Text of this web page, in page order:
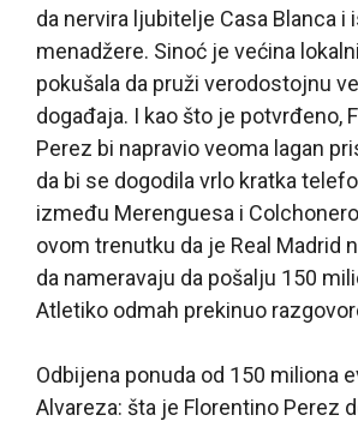
da nervira ljubitelje Casa Blanca i
menadžere. Sinoć je većina
pokušala da pruži verodostojnu
događaja. I kao što je potvrđeno,
Perez bi napravio veoma lagan
da bi se dogodila vrlo kratka
između Merenguesa i
ovom trenutku da je Real Madrid
da nameravaju da pošalju 150
Atletiko odmah prekinuo
Odbijena ponuda od 150 miliona
Alvareza: šta je Florentino Perez